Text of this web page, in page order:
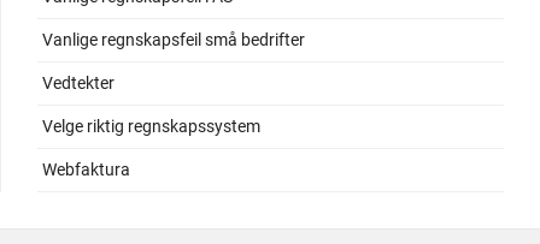
Vanlige regnskapsfeil små bedrifter
Vedtekter
Velge riktig regnskapssystem
Webfaktura